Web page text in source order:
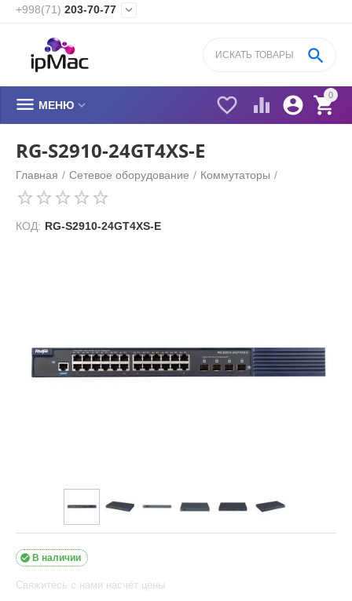
+998(71) 203-70-77 
0


 

 МЕНЮ 
RG-S2910-24GT4XS-E
Главная / Сетевое оборудование / Коммутаторы /
КОД: RG-S2910-24GT4XS-E
В наличии

Свяжитесь с нами насчёт цены